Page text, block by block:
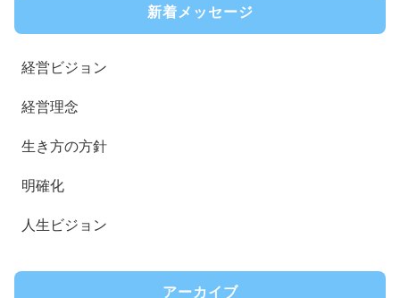
新着メッセージ
経営ビジョン
経営理念
生き方の方針
明確化
人生ビジョン
アーカイブ